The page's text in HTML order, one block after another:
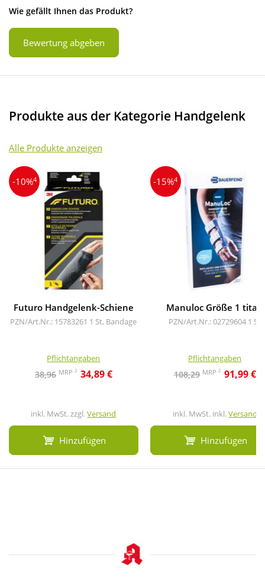
Wie gefällt Ihnen das Produkt?
Bewertung abgeben
Produkte aus der Kategorie Handgelenk
Alle Produkte anzeigen
-10%4
Futuro Handgelenk-Schiene
PZN/Art.Nr.: 15783261 1 St, Bandage
Pflichtangaben
38,96 MRP 2 34,89 €
inkl. MwSt. zzgl.Versand
Hinzufügen
-15%4
Manuloc Größe 1 titan
PZN/Art.Nr.: 02729604 1 St
Pflichtangaben
108,29 MRP 2 91,99 €
inkl. MwSt. inkl.Versand
Hinzufügen